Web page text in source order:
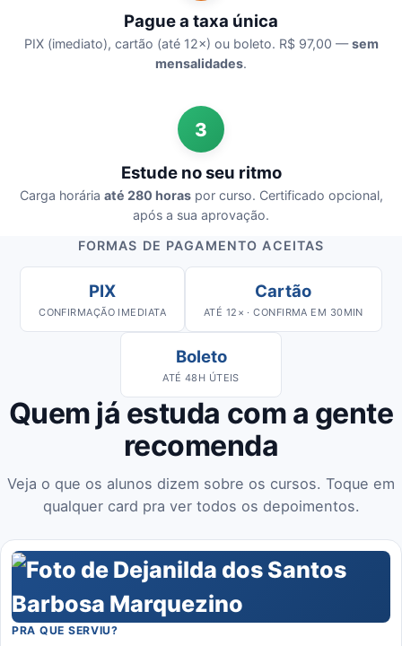
Pague a taxa única
PIX (imediato), cartão (até 12×) ou boleto. R$ 97,00 —sem
mensalidades.
3
Estude no seu ritmo
Carga horária até 280 horaspor curso. Certificado opcional,
após a sua aprovação.
FORMAS DE PAGAMENTO ACEITAS
PIX
CONFIRMAÇÃO IMEDIATA
Cartão
ATÉ 12× · CONFIRMA EM 30MIN
Boleto
ATÉ 48H ÚTEIS
Quem já estuda com a gente
recomenda
Veja o que os alunos dizem sobre os cursos. Toque em
qualquer card pra ver todos os depoimentos.
PRA QUE SERVIU?